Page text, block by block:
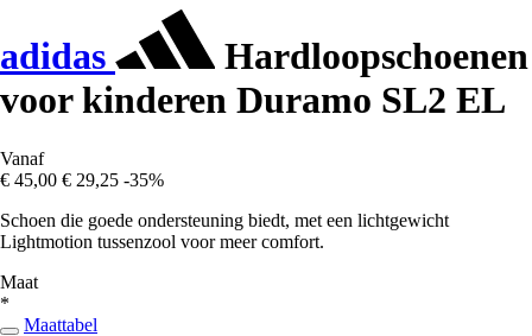
adidas
Hardloopschoenen
voor kinderen Duramo SL2 EL
Vanaf
€ 45,00 € 29,25 -35%
Schoen die goede ondersteuning biedt, met een lichtgewicht
Lightmotion tussenzool voor meer comfort.
Maat
*
Maattabel